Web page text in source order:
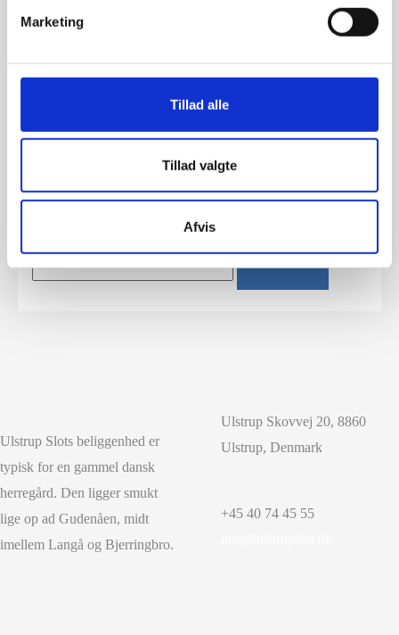
Marketing
Tillad alle
Tillad valgte
Afvis
marie marqvard
It seems we can’t find what you’re looking for. Perhaps
searching can help.
Ulstrup Slots beliggenhed er
typisk for en gammel dansk
herregård. Den ligger smukt
lige op ad Gudenåen, midt
imellem Langå og Bjerringbro.
Ulstrup Skovvej 20, 8860
Ulstrup, Denmark
+45 40 74 45 55